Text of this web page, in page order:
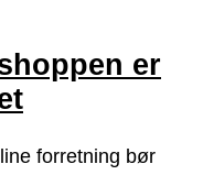
er
forretning bør